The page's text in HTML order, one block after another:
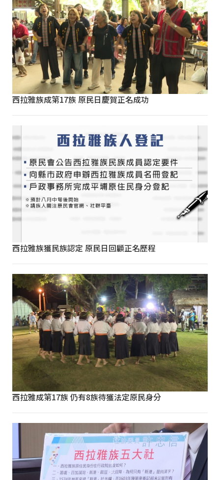
西拉雅族成第17族 原民日慶賀正名成功
西拉雅族獲民族認定 原民日回顧正名歷程
西拉雅成第17族 仍有8族待獲法定原民身分